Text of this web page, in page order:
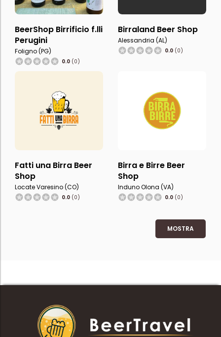
BeerShop Birrificio f.lli
Perugini
Foligno (PG)
0.0 (0)
Birraland Beer Shop
Alessandria (AL)
0.0 (0)
Fatti una Birra Beer
Shop
Locate Varesino (CO)
0.0 (0)
Birra e Birre Beer
Shop
Induno Olona (VA)
0.0 (0)
MOSTRA